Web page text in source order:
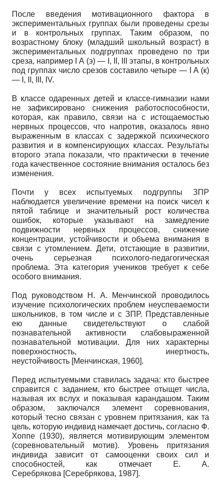
После введения мотивационного фактора в
экспериментальных группах были проведены срезы
и в контрольных группах. Таким образом, по
возрастному блоку (младший школьный возраст) в
экспериментальных подгруппах проведено по три
среза, например I А (э) — I, II, III этапы, в контрольных
под группах число срезов составило четыре — I A (к)
— I, II, III, IV.
В классе одаренных детей и классе-гимназии нами
не зафиксировано снижения работоспособности,
которая, как правило, связи на с истощаемостью
нервных процессов, что напротив, оказалось явно
выраженным в классах с задержкой психического
развития и в компенсирующих классах. Результаты
второго этапа показали, что практически в течение
года качественное состояние внимания осталось без
изменения.
Почти у всех испытуемых подгруппы ЗПР
наблюдается увеличение времени на поиск чисел к
пятой таблице и значительный рост количества
ошибок, которые указывают на замедление
подвижности нервных процессов, снижение
концентрации, устойчивости и объема внимания в
связи с утомлением. Дети, отстающие в развитии,
очень серьезная психолого-педагогическая
проблема. Эта категория учеников требует к себе
особого внимания.
Под руководством Н. А. Менчинской проводилось
изучение психологических проблем неуспеваемости
школьников, в том числе и с ЗПР. Представленные
ею данные свидетельствуют о слабой
познавательной активности слабовыраженной
познавательной мотивации. Для них характерны
поверхностность, инертность,
неустойчивость [Менчинская, 1960].
Перед испытуемыми ставилась задача: кто быстрее
справится с заданием, кто быстрее отыщет числа,
называя их вслух и показывая карандашом. Таким
образом, заключался элемент соревнования,
который тесно связан с уровнем притязания, как та
цель, которую индивид намечает достичь, согласно Ф.
Хоппе (1930), является мотивирующим элементом
(соревновательный мотив). Уровень притязания
индивида зависит от самооценки своих сил и
способностей, как отмечает Е. А.
Серебрякова [Серебрякова, 1987].